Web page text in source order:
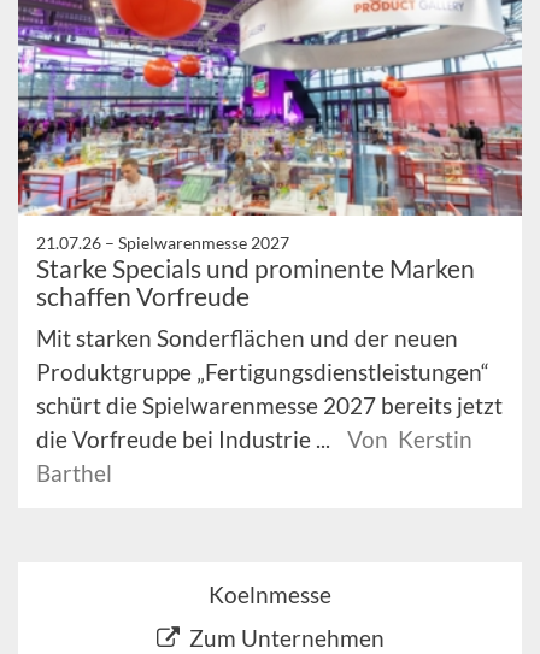
21.07.26 – Spielwarenmesse 2027
Starke Specials und prominente Marken
schaffen Vorfreude
Mit starken Sonderflächen und der neuen
Produktgruppe „Fertigungsdienstleistungen“
schürt die Spielwarenmesse 2027 bereits jetzt
die Vorfreude bei Industrie ...
Von Kerstin
Barthel
Koelnmesse
Zum Unternehmen